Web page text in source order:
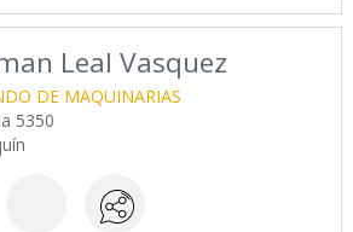
Leal Vasquez
DE MAQUINARIAS
5350